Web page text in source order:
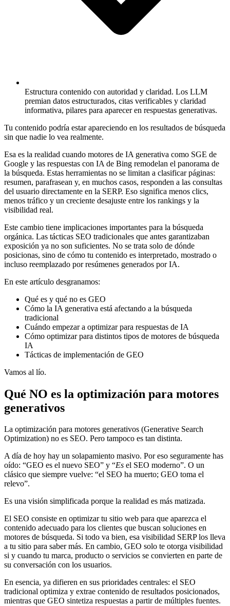
Estructura contenido con autoridad y claridad. Los LLM
premian datos estructurados, citas verificables y claridad
informativa, pilares para aparecer en respuestas generativas.
Tu contenido podría estar apareciendo en los resultados de búsqueda
sin que nadie lo vea realmente.
Esa es la realidad cuando motores de IA generativa como SGE de
Google y las respuestas con IA de Bing remodelan el panorama de
la búsqueda. Estas herramientas no se limitan a clasificar páginas:
resumen, parafrasean y, en muchos casos, responden a las consultas
del usuario directamente en la SERP. Eso significa menos clics,
menos tráfico y un creciente desajuste entre los rankings y la
visibilidad real.
Este cambio tiene implicaciones importantes para la búsqueda
orgánica. Las tácticas SEO tradicionales que antes garantizaban
exposición ya no son suficientes. No se trata solo de dónde
posicionas, sino de cómo tu contenido es interpretado, mostrado o
incluso reemplazado por resúmenes generados por IA.
En este artículo desgranamos:
Qué es y qué no es GEO
Cómo la IA generativa está afectando a la búsqueda
tradicional
Cuándo empezar a optimizar para respuestas de IA
Cómo optimizar para distintos tipos de motores de búsqueda
IA
Tácticas de implementación de GEO
Vamos al lío.
Qué NO es la optimización para motores
generativos
La optimización para motores generativos (Generative Search
Optimization) no es SEO. Pero tampoco es tan distinta.
A día de hoy hay un solapamiento masivo. Por eso seguramente has
oído: “GEO es el nuevo SEO” y “Es el SEO moderno”. O un
clásico que siempre vuelve: “el SEO ha muerto; GEO toma el
relevo”.
Es una visión simplificada porque la realidad es más matizada.
El SEO consiste en optimizar tu sitio web para que aparezca el
contenido adecuado para los clientes que buscan soluciones en
motores de búsqueda. Si todo va bien, esa visibilidad SERP los lleva
a tu sitio para saber más. En cambio, GEO solo te otorga visibilidad
si y cuando tu marca, producto o servicios se convierten en parte de
su conversación con los usuarios.
En esencia, ya difieren en sus prioridades centrales: el SEO
tradicional optimiza y extrae contenido de resultados posicionados,
mientras que GEO sintetiza respuestas a partir de múltiples fuentes.